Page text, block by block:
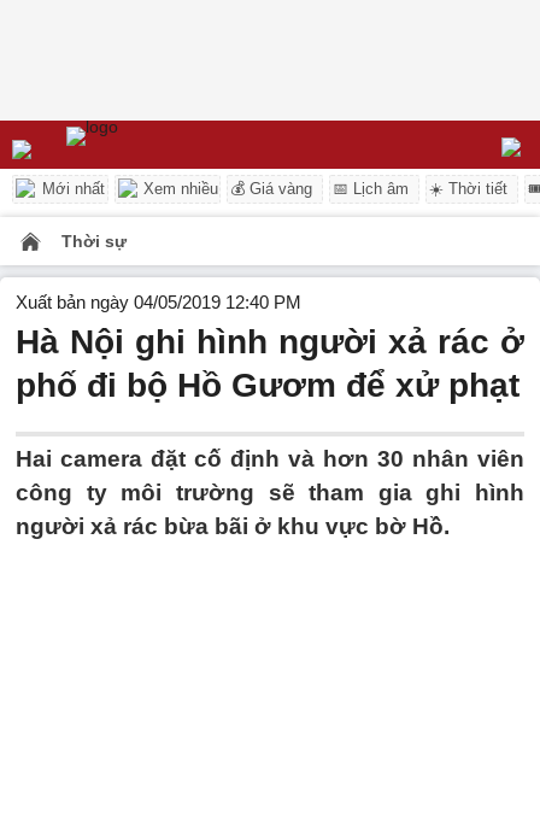
Mới nhất Xem nhiều 💰 Giá vàng 📅 Lịch âm ☀️ Thời tiết
Thời sự
Xuất bản ngày 04/05/2019 12:40 PM
Hà Nội ghi hình người xả rác ở
phố đi bộ Hồ Gươm để xử phạt
Hai camera đặt cố định và hơn 30 nhân viên
công ty môi trường sẽ tham gia ghi hình
người xả rác bừa bãi ở khu vực bờ Hồ.